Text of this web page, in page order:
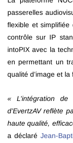
passerelles
flexible et simplifiée
contrôle sur IP
intoPIX avec la
en permettant un
qualité d’image et la
« L’intégration
d’EvertzAV reflète
haute qualité,
a déclaré Jean-